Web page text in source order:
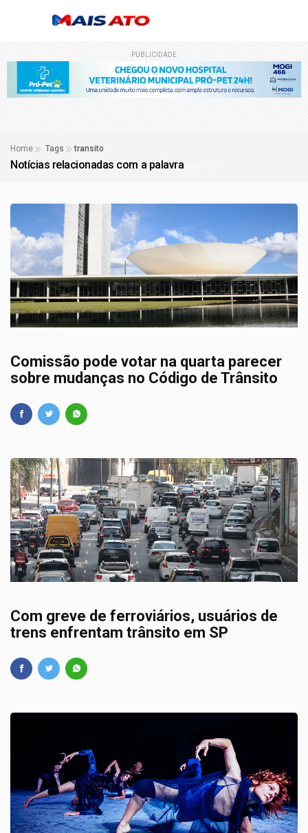
PUBLICIDADE
Home Tags transito
Notícias relacionadas com a palavra
Comissão pode votar na quarta parecer
sobre mudanças no Código de Trânsito
Com greve de ferroviários, usuários de
trens enfrentam trânsito em SP